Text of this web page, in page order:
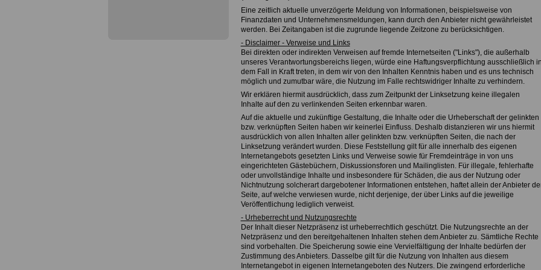
Eine zeitlich aktuelle unverzögerte Meldung von Informationen, beispielsweise von
Finanzdaten und Unternehmensmeldungen, kann durch den Anbieter nicht gewährleistet
werden. Bei Zeitangaben ist die zugrunde liegende Zeitzone zu berücksichtigen.
- Disclaimer - Verweise und Links
Bei direkten oder indirekten Verweisen auf fremde Internetseiten ("Links"), die außerhalb
unseres Verantwortungsbereichs liegen, würde eine Haftungsverpflichtung ausschließlich
dem Fall in Kraft treten, in dem wir von den Inhalten Kenntnis haben und es uns technisch
möglich und zumutbar wäre, die Nutzung im Falle rechtswidriger Inhalte zu verhindern.
Wir erklären hiermit ausdrücklich, dass zum Zeitpunkt der Linksetzung keine illegalen
Inhalte auf den zu verlinkenden Seiten erkennbar waren.
Auf die aktuelle und zukünftige Gestaltung, die Inhalte oder die Urheberschaft der gelinkten
bzw. verknüpften Seiten haben wir keinerlei Einfluss. Deshalb distanzieren wir uns hiermit
ausdrücklich von allen Inhalten aller gelinkten bzw. verknüpften Seiten, die nach der
Linksetzung verändert wurden. Diese Feststellung gilt für alle innerhalb des eigenen
Internetangebots gesetzten Links und Verweise sowie für Fremdeinträge in von uns
eingerichteten Gästebüchern, Diskussionsforen und Mailinglisten. Für illegale, fehlerhafte
oder unvollständige Inhalte und insbesondere für Schäden, die aus der Nutzung oder
Nichtnutzung solcherart dargebotener Informationen entstehen, haftet allein der Anbieter
Seite, auf welche verwiesen wurde, nicht derjenige, der über Links auf die jeweilige
Veröffentlichung lediglich verweist.
- Urheberrecht und Nutzungsrechte
Der Inhalt dieser Netzpräsenz ist urheberrechtlich geschützt. Die Nutzungsrechte an der
Netzpräsenz und den bereitgehaltenen Inhalten stehen dem Anbieter zu. Sämtliche Rechte
sind vorbehalten. Die Speicherung sowie eine Vervielfältigung der Inhalte bedürfen der
Zustimmung des Anbieters. Dasselbe gilt für die Nutzung von Inhalten aus diesem
Internetangebot in eigenen Internetangeboten des Nutzers. Die zwingend erforderliche